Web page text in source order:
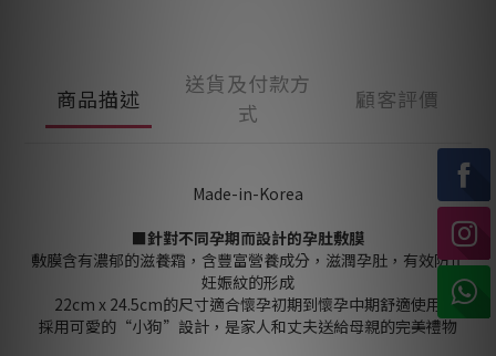
商品描述
送貨及付款方
式
顧客評價
Made-in-Korea
■針對不同孕期而設計的孕肚敷膜
敷膜含有濃郁的滋養霜，含豐富營養成分，滋潤孕肚，有效防止
妊娠紋的形成
22cm x 24.5cm的尺寸適合懷孕初期到懷孕中期舒適使用
採用可愛的“小狗”設計，是家人和丈夫送給母親的完美禮物